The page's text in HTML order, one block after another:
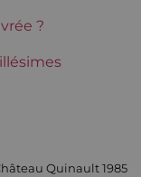
?
Quinault 1985